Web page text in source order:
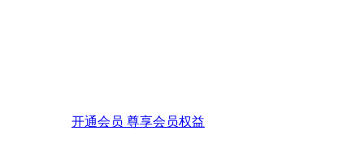
开通会员 尊享会员权益